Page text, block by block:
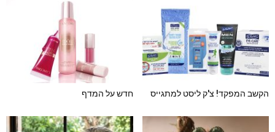
הקשב המפקד! צ'ק ליסט למתגייס חדש על המדף